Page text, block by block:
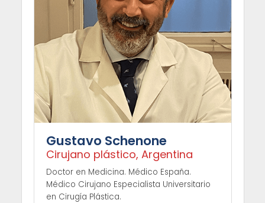
Gustavo Schenone
Cirujano plástico, Argentina
Doctor en Medicina. Médico España.
Médico Cirujano Especialista Universitario
en Cirugía Plástica.